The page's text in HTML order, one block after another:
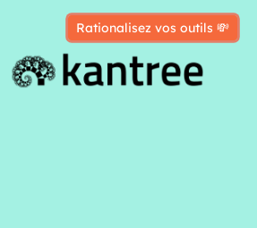
Rationalisez vos outils 💸